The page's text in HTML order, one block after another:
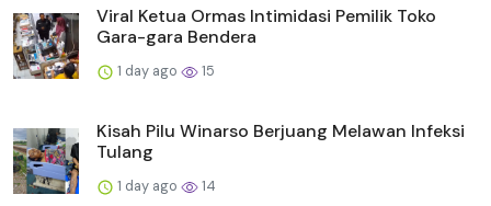
Viral Ketua Ormas Intimidasi Pemilik Toko
Gara-gara Bendera
1 day ago 15
Kisah Pilu Winarso Berjuang Melawan Infeksi
Tulang
1 day ago 14